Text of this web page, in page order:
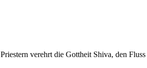
verehrt die Gottheit Shiva, den